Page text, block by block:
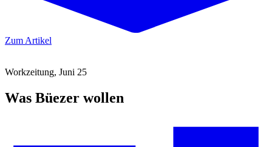
Zum Artikel
Workzeitung, Juni 25
Was Büezer wollen